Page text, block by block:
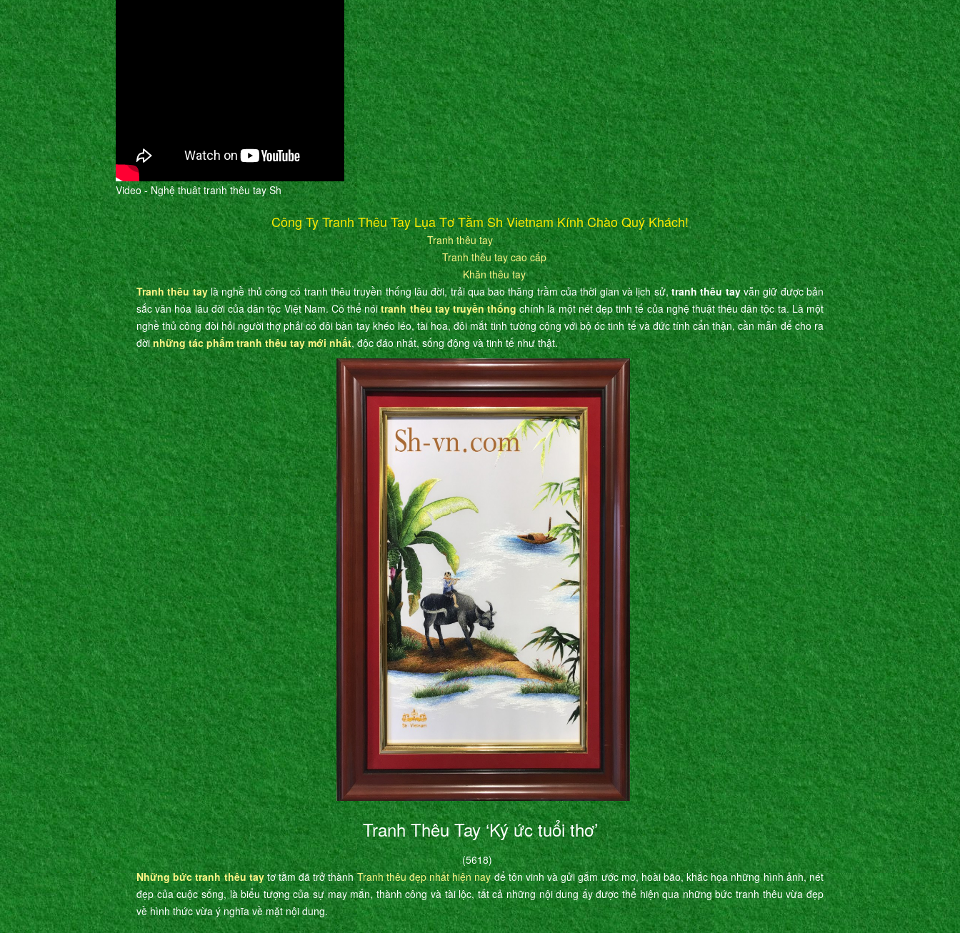
Video - Nghệ thuât tranh thêu tay Sh
Công Ty Tranh Thêu Tay Lụa Tơ Tằm Sh Vietnam Kính Chào Quý Khách!
Tranh thêu tay
Tranh thêu tay cao cấp
Khăn thêu tay
Tranh thêu taylà nghề thủ công có tranh thêu truyền thống lâu đời, trải qua bao thăng trầm của thời gian và lịch sử,tranh thêu tayvẫn giữ được bản
sắc văn hóa lâu đời của dân tộc Việt Nam. Có thể nóitranh thêu tay truyền thốngchính là một nét đẹp tinh tế của nghệ thuật thêu dân tộc ta. Là một
nghề thủ công đòi hỏi người thợ phải có đôi bàn tay khéo léo, tài hoa, đôi mắt tinh tường cộng với bộ óc tinh tế và đức tính cẩn thận, cần mẫn để cho ra
đờinhững tác phẩm tranh thêu tay mới nhất, độc đáo nhất, sống động và tinh tế như thật.
Tranh Thêu Tay ‘Ký ức tuổi thơ’
(5618)
Những bức tranh thêu taytơ tằm đã trở thànhTranh thêu đẹp nhất hiện nayđể tôn vinh và gửi gắm ước mơ, hoài bão, khắc họa những hình ảnh, nét
đẹp của cuộc sống, là biểu tượng của sự may mắn, thành công và tài lộc, tất cả những nội dung ấy được thể hiện qua những bức tranh thêu vừa đẹp
về hình thức vừa ý nghĩa về mặt nội dung.